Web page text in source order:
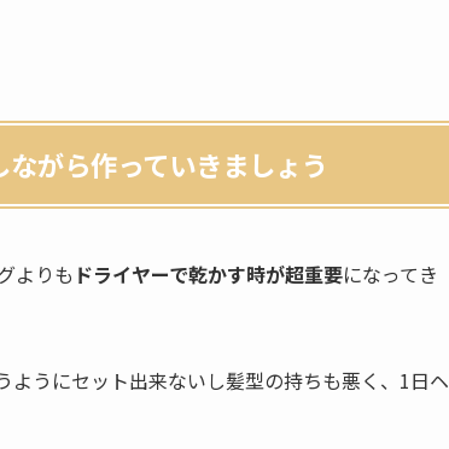
がら作っていきましょう
よりも ドライヤーで乾かす時が超重要になってき
うにセット出来ないし髪型の持ちも悪く、1日ヘ